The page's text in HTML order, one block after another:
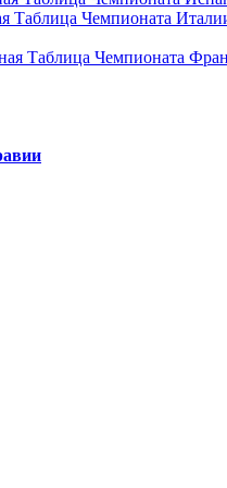
Таблица Чемпионата
Таблица Чемпионата